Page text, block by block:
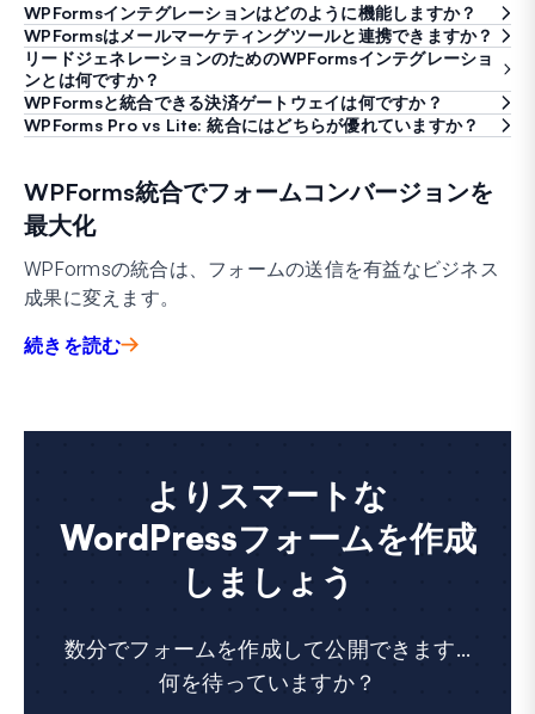
WPFormsインテグレーションはどのように機能しますか？
WPFormsはメールマーケティングツールと連携できますか？
リードジェネレーションのためのWPFormsインテグレーショ
ンとは何ですか？
WPFormsと統合できる決済ゲートウェイは何ですか？
WPForms Pro vs Lite: 統合にはどちらが優れていますか？
WPForms統合でフォームコンバージョンを
最大化
WPFormsの統合は、フォームの送信を有益なビジネス
成果に変えます。
続きを読む
よりスマートな
WordPressフォームを作成
しましょう
数分でフォームを作成して公開できます...
何を待っていますか？